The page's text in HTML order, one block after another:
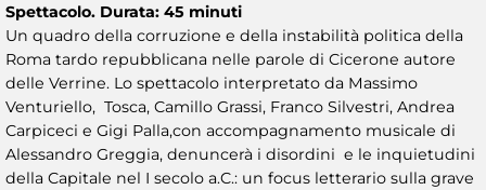
Spettacolo. Durata: 45 minuti
Un quadro della corruzione e della instabilità politica della
Roma tardo repubblicana nelle parole di Cicerone autore
delle Verrine. Lo spettacolo interpretato da Massimo
Venturiello, Tosca, Camillo Grassi, Franco Silvestri, Andrea
Carpiceci e Gigi Palla,con accompagnamento musicale di
Alessandro Greggia, denuncerà i disordini e le inquietudini
della Capitale nel I secolo a.C.: un focus letterario sulla grave